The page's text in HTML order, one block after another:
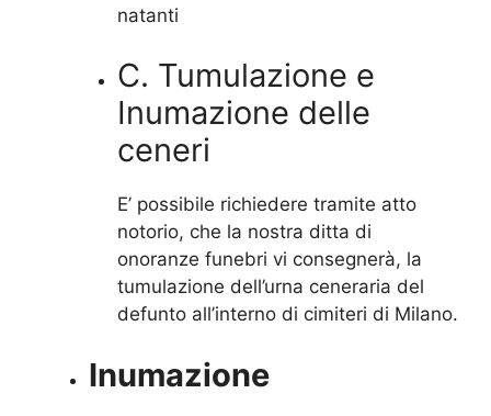
natanti
C. Tumulazione e
Inumazione delle
ceneri
E’ possibile richiedere tramite atto
notorio, che la nostra ditta di
onoranze funebri vi consegnerà, la
tumulazione dell’urna ceneraria del
defunto all’interno di cimiteri di Milano.
Inumazione